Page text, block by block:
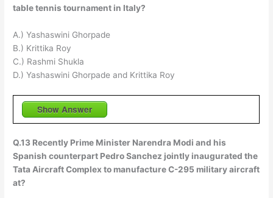
table tennis tournament in Italy?
A.) Yashaswini Ghorpade
B.) Krittika Roy
C.) Rashmi Shukla
D.) Yashaswini Ghorpade and Krittika Roy
Show Answer
Q.13 Recently Prime Minister Narendra Modi and his
Spanish counterpart Pedro Sanchez jointly inaugurated the
Tata Aircraft Complex to manufacture C-295 military aircraft
at?